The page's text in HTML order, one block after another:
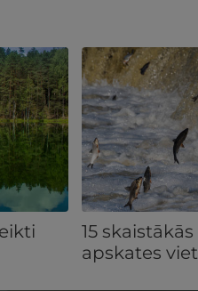
15
apskates